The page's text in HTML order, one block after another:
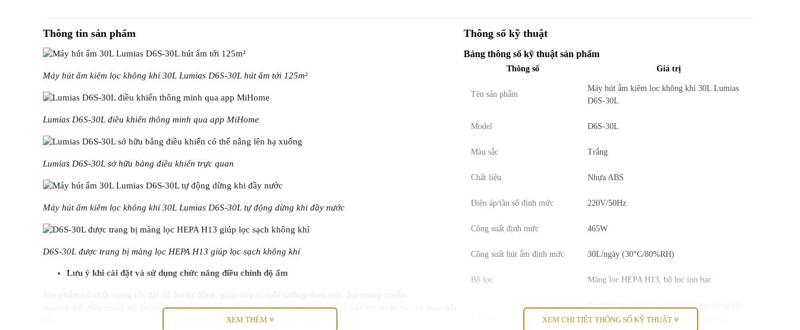
Thông tin sản phẩm
Máy hút ẩm kiêm lọc không khí 30L Lumias D6S-30L hút ẩm tới 125m²
Lumias D6S-30L điều khiển thông minh qua app MiHome
Lumias D6S-30L sở hữu bảng điều khiển trực quan
Máy hút ẩm kiêm lọc không khí 30L Lumias D6S-30L tự động dừng khi đầy nước
D6S-30L được trang bị màng lọc HEPA H13 giúp lọc sạch không khí
Lưu ý khi cài đặt và sử dụng chức năng điều chỉnh độ ẩm
Sản phẩm có chức năng cài đặt độ ẩm tự động, giúp duy trì môi trường theo mức ẩm mong muốn.
Bạn có thể điều chỉnh độ ẩm trong khoảng từ 30%RH đến 90%RH, mỗi lần nhấn nút “+” hoặc “–” sẽ thay đổi
XEM THÊM
Thông số kỹ thuật
Bảng thông số kỹ thuật sản phẩm
Thông số Giá trị
Tên sản phẩm
Máy hút ẩm kiêm lọc không khí 30L Lumias
D6S-30L
Model D6S-30L
Màu sắc Trắng
Chất liệu Nhựa ABS
Điện áp/tần số định mức 220V/50Hz
Công suất định mức 465W
Công suất hút ẩm định mức 30L/ngày (30°C/80%RH)
Bộ lọc Màng lọc HEPA H13, bộ lọc ion bạc
Tự động dừng khi nghiêng, tự động dừng khi
đầy nước, điều khiển thông minh qua app
XEM CHI TIẾT THÔNG SỐ KỸ THUẬT